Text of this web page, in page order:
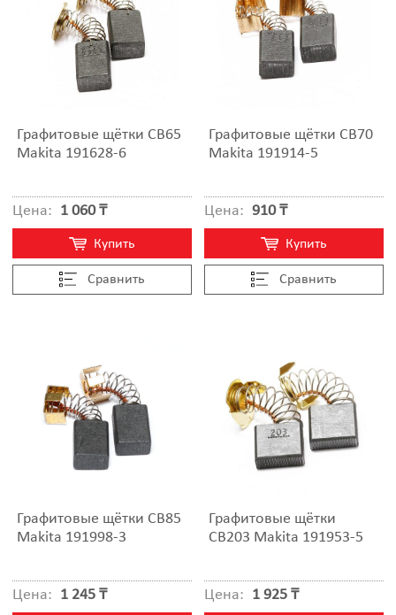
Графитовые щётки CB65
Makita 191628-6
Цена: 1 060 ₸
Cравнить
Купить
Графитовые щётки CB70
Makita 191914-5
Цена: 910 ₸
Cравнить
Купить
Графитовые щётки CB85
Makita 191998-3
Цена: 1 245 ₸
Графитовые щётки
CB203 Makita 191953-5
Цена: 1 925 ₸